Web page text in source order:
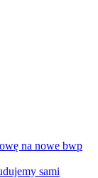
na nowe bwp
sami